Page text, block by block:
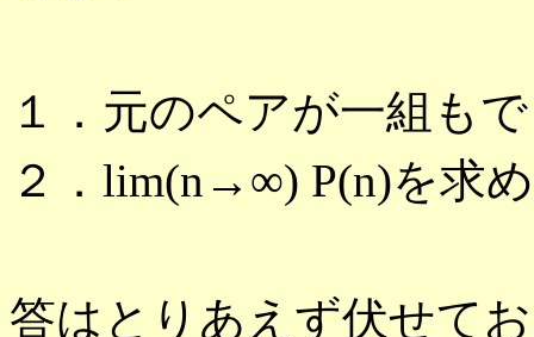
１．元のペアが一組も
２．lim(n→∞) P(n)を求
答はとりあえず伏せて